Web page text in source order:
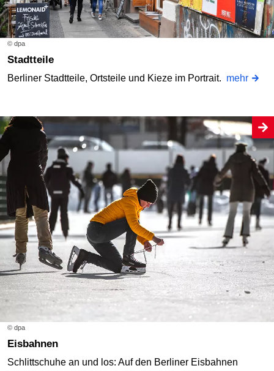
© dpa
Stadtteile
Berliner Stadtteile, Ortsteile und Kieze im Portrait. mehr
© dpa
Eisbahnen
Schlittschuhe an und los: Auf den Berliner Eisbahnen